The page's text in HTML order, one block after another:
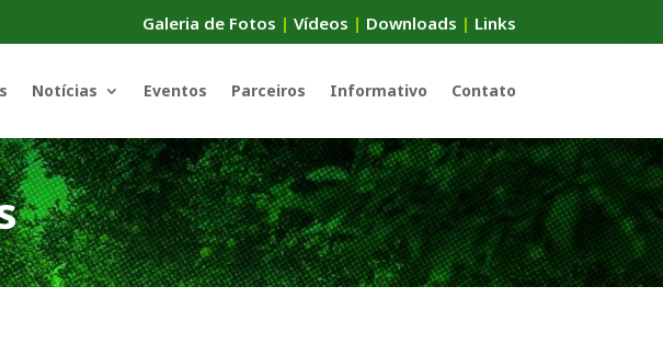
Galeria de Fotos | Vídeos | Downloads | Links
Notícias Eventos Parceiros Informativo Contato